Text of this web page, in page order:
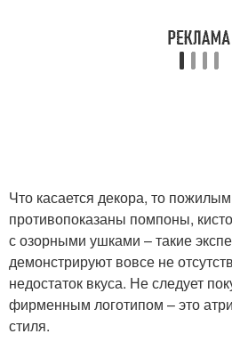
Что касается декора, то
противопоказаны помпоны,
с озорными ушками – такие
демонстрируют вовсе не
недостаток вкуса. Не следует
фирменным логотипом – это
стиля.